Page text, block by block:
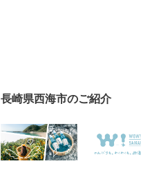
長崎県西海市のご紹介